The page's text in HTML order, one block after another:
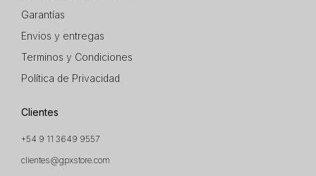
Garantías
Envios y entregas
Terminos y Condiciones
Política de Privacidad
Clientes
+54 9 11 3649 9557
clientes@gpxstore.com